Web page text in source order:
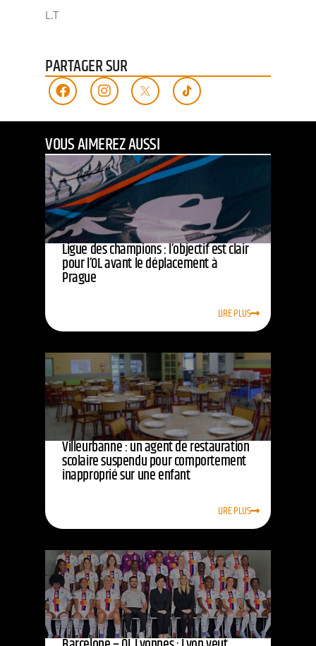
L.T
PARTAGER SUR
VOUS AIMEREZ AUSSI
Ligue des champions : l’objectif est clair
pour l’OL avant le déplacement à
Prague
LIRE PLUS
Villeurbanne : un agent de restauration
scolaire suspendu pour comportement
inapproprié sur une enfant
LIRE PLUS